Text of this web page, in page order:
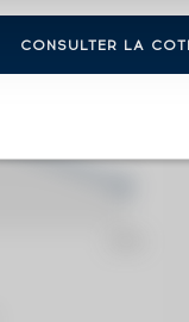
CONSULTER LA